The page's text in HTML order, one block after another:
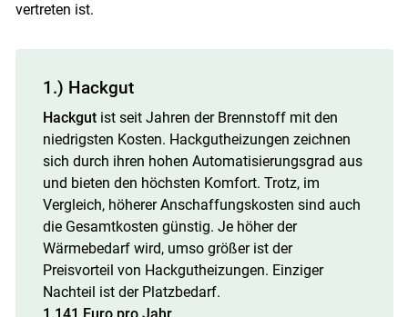
vertreten ist.
1.) Hackgut
Hackgut ist seit Jahren der Brennstoff mit den
niedrigsten Kosten. Hackgutheizungen zeichnen
sich durch ihren hohen Automatisierungsgrad aus
und bieten den höchsten Komfort. Trotz, im
Vergleich, höherer Anschaffungskosten sind auch
die Gesamtkosten günstig. Je höher der
Wärmebedarf wird, umso größer ist der
Preisvorteil von Hackgutheizungen. Einziger
Nachteil ist der Platzbedarf.